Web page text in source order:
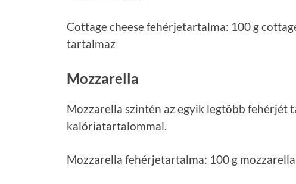
Cottage cheese fehérjetartalma: 100 g
tartalmaz
Mozzarella
Mozzarella szintén az egyik legtöbb fehérjét
kalóriatartalommal.
Mozzarella fehérjetartalma: 100 g